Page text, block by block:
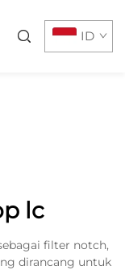
ID
lc
filter notch,
dirancang untuk